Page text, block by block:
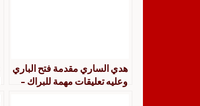
هدي الساري مقدمة فتح الباري
وعليه تعليقات مهمة للبراك –